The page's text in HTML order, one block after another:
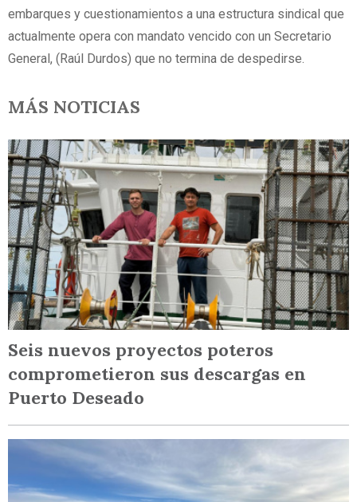
embarques y cuestionamientos a una estructura sindical que
actualmente opera con mandato vencido con un Secretario
General, (Raúl Durdos) que no termina de despedirse.
MÁS NOTICIAS
Seis nuevos proyectos poteros
comprometieron sus descargas en
Puerto Deseado